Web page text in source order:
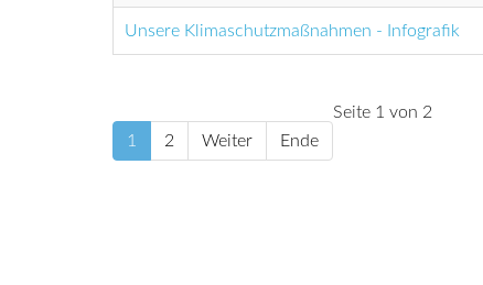
Unsere Klimaschutzmaßnahmen - Infografik
Seite 1 von 2
1
2 Weiter Ende